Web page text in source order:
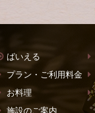
ばいえる
プラン・ご利用料金
お料理
施設のご案内